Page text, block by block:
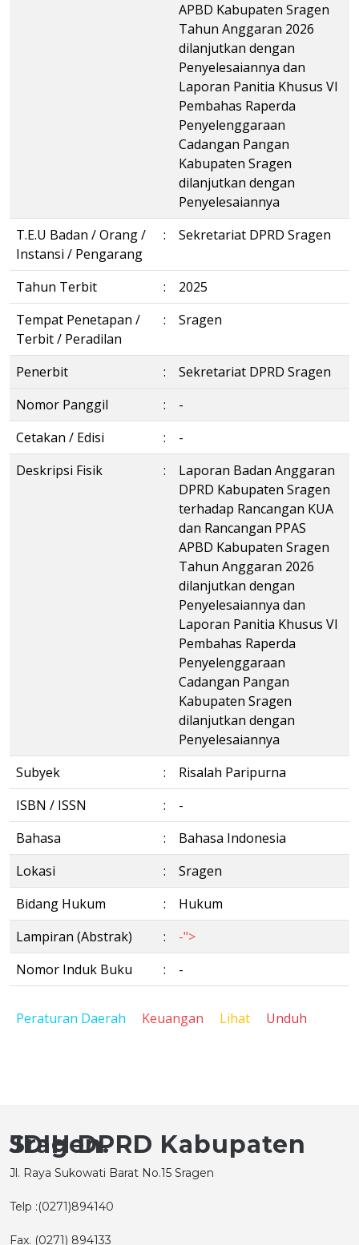
APBD Kabupaten Sragen
Tahun Anggaran 2026
dilanjutkan dengan
Penyelesaiannya dan
Laporan Panitia Khusus VI
Pembahas Raperda
Penyelenggaraan
Cadangan Pangan
Kabupaten Sragen
dilanjutkan dengan
Penyelesaiannya
T.E.U Badan / Orang /
Instansi / Pengarang
: Sekretariat DPRD Sragen
Tahun Terbit :
2025
Tempat Penetapan /
Terbit / Peradilan
: Sragen
Penerbit :
Sekretariat DPRD Sragen
Nomor Panggil
:
-
Cetakan / Edisi
:
-
Deskripsi Fisik
:
Laporan Badan Anggaran
DPRD Kabupaten Sragen
terhadap Rancangan KUA
dan Rancangan PPAS
APBD Kabupaten Sragen
Tahun Anggaran 2026
dilanjutkan dengan
Penyelesaiannya dan
Laporan Panitia Khusus VI
Pembahas Raperda
Penyelenggaraan
Cadangan Pangan
Kabupaten Sragen
dilanjutkan dengan
Penyelesaiannya
Subyek
:
Risalah Paripurna
ISBN / ISSN
:
-
Bahasa
:
Bahasa Indonesia
Lokasi
:
Sragen
Bidang Hukum
:
Hukum
Lampiran (Abstrak)
:
-">
Nomor Induk Buku
: -
Peraturan Daerah Keuangan Lihat Unduh
JDIH DPRD Kabupaten Sragen.
Jl. Raya Sukowati Barat No.15 Sragen
Telp :(0271)894140
Fax. (0271) 894133